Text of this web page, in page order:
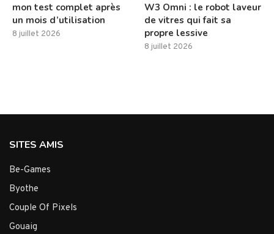
mon test complet après
un mois d’utilisation
8 juillet 2026
W3 Omni : le robot laveur
de vitres qui fait sa
propre lessive
8 juillet 2026
SITES AMIS
Be-Games
Byothe
Couple Of Pixels
Gouaig